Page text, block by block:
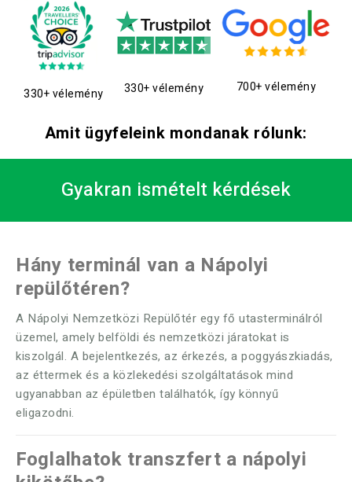
330+ vélemény 330+ vélemény 700+ vélemény
Amit ügyfeleink mondanak rólunk:
Gyakran ismételt kérdések
Hány terminál van a Nápolyi
repülőtéren?
A Nápolyi Nemzetközi Repülőtér egy fő utasterminálról
üzemel, amely belföldi és nemzetközi járatokat is
kiszolgál. A bejelentkezés, az érkezés, a poggyászkiadás,
az éttermek és a közlekedési szolgáltatások mind
ugyanabban az épületben találhatók, így könnyű
eligazodni.
Foglalhatok transzfert a nápolyi